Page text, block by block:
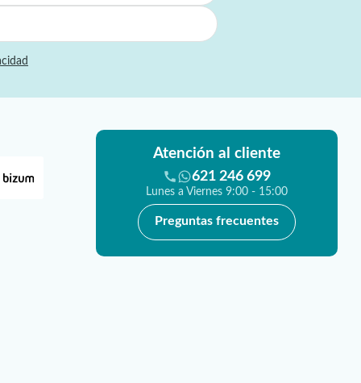
Atención al cliente
621 246 699
Lunes a Viernes 9:00 - 15:00
Preguntas frecuentes